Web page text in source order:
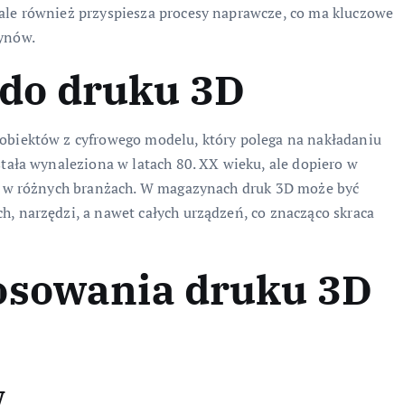
również przyspiesza procesy naprawcze, co ma kluczowe
druku 3D
z cyfrowego modelu, który polega na nakładaniu
wynaleziona w latach 80. XX wieku, ale dopiero w
różnych branżach. W magazynach druk 3D może być
a nawet całych urządzeń, co znacząco skraca
druku 3D